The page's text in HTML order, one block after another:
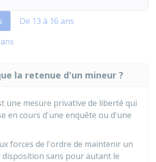
De 13 à 16 ans
la retenue d'un mineur ?
une mesure privative de liberté qui
en cours d'une enquête ou d'une
forces de l'ordre de maintenir un
sans pour autant le